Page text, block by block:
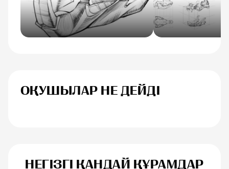
ОҚУШЫЛАР НЕ ДЕЙДІ
Анна Иванова
НЕГІЗГІ ҚАНДАЙ ҚҰРАМДАР